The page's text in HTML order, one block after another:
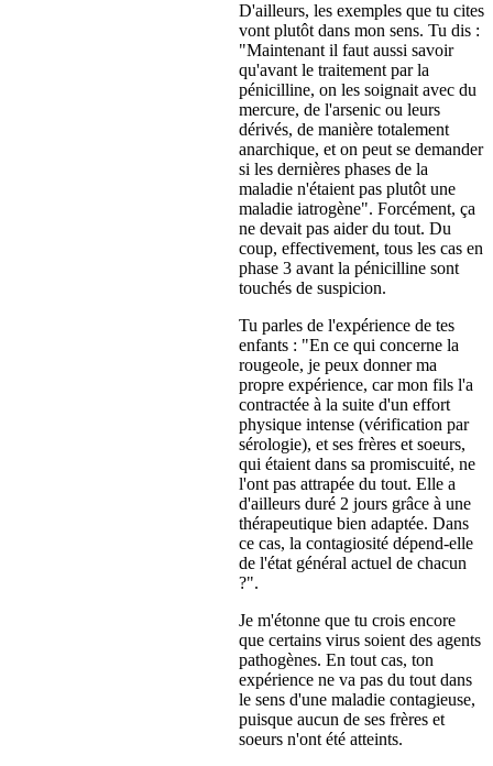
D'ailleurs, les exemples que tu cites
vont plutôt dans mon sens. Tu dis :
"Maintenant il faut aussi savoir
qu'avant le traitement par la
pénicilline, on les soignait avec du
mercure, de l'arsenic ou leurs
dérivés, de manière totalement
anarchique, et on peut se demander
si les dernières phases de la
maladie n'étaient pas plutôt une
maladie iatrogène". Forcément, ça
ne devait pas aider du tout. Du
coup, effectivement, tous les cas en
phase 3 avant la pénicilline sont
touchés de suspicion.
Tu parles de l'expérience de tes
enfants : "En ce qui concerne la
rougeole, je peux donner ma
propre expérience, car mon fils l'a
contractée à la suite d'un effort
physique intense (vérification par
sérologie), et ses frères et soeurs,
qui étaient dans sa promiscuité, ne
l'ont pas attrapée du tout. Elle a
d'ailleurs duré 2 jours grâce à une
thérapeutique bien adaptée. Dans
ce cas, la contagiosité dépend-elle
de l'état général actuel de chacun
?".
Je m'étonne que tu crois encore
que certains virus soient des agents
pathogènes. En tout cas, ton
expérience ne va pas du tout dans
le sens d'une maladie contagieuse,
puisque aucun de ses frères et
soeurs n'ont été atteints.